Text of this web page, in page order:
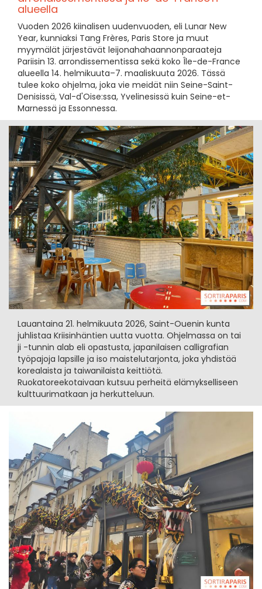
alueella
Vuoden 2026 kiinalisen uudenvuoden, eli Lunar New
Year, kunniaksi Tang Frères, Paris Store ja muut
myymälät järjestävät leijonahahaannonparaateja
Pariisin 13. arrondissementissa sekä koko Île-de-France
alueella 14. helmikuuta–7. maaliskuuta 2026. Tässä
tulee koko ohjelma, joka vie meidät niin Seine-Saint-
Denisissä, Val-d'Oise:ssa, Yvelinesissä kuin Seine-et-
Marnessä ja Essonnessa.
Lauantaina 21. helmikuuta 2026, Saint-Ouenin kunta
juhlistaa Kriisinhäntien uutta vuotta. Ohjelmassa on tai
ji -tunnin alab eli opastusta, japanilaisen calligrafian
työpajoja lapsille ja iso maistelutarjonta, joka yhdistää
korealaista ja taiwanilaista keittiötä.
Ruokatoreekotaivaan kutsuu perheitä elämykselliseen
kulttuurimatkaan ja herkutteluun.